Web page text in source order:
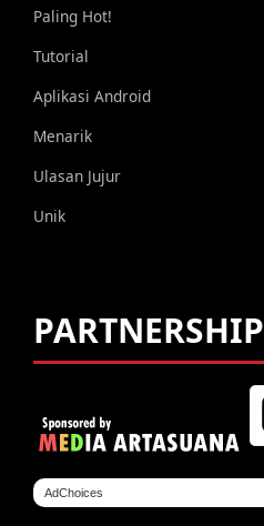
Paling Hot!
Tutorial
Aplikasi Android
Menarik
Ulasan Jujur
Unik
PARTNERSHIP
AdChoices